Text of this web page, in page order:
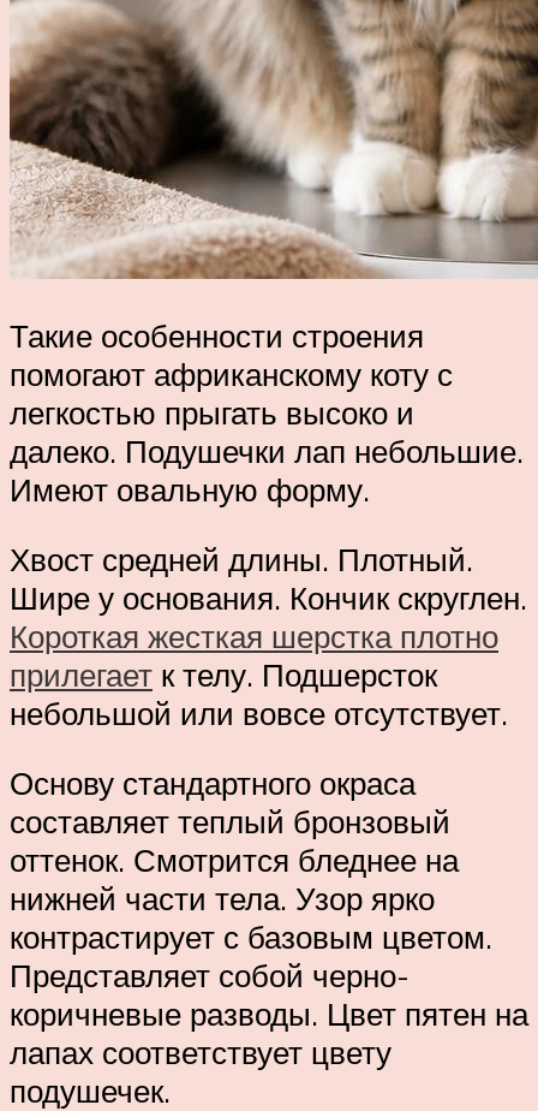
Такие особенности строения
помогают африканскому коту с
легкостью прыгать высоко и
далеко. Подушечки лап небольшие.
Имеют овальную форму.
Хвост средней длины. Плотный.
Шире у основания. Кончик скруглен.
Короткая жесткая шерстка плотно
прилегает к телу. Подшерсток
небольшой или вовсе отсутствует.
Основу стандартного окраса
составляет теплый бронзовый
оттенок. Смотрится бледнее на
нижней части тела. Узор ярко
контрастирует с базовым цветом.
Представляет собой черно-
коричневые разводы. Цвет пятен на
лапах соответствует цвету
подушечек.